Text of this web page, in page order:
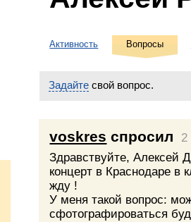
Активность Вопросы
Задайте свой вопрос.
voskres спросил
2
Здравствуйте, Алексей
концерт в Краснодаре в
жду !
У меня такой вопрос:
сфотографироваться